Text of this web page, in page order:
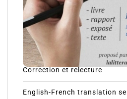
Correction et relecture
English-French translation